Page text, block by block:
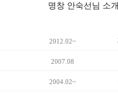
명창 안숙선님 소개
2012.02~
2007.08
2004.02~